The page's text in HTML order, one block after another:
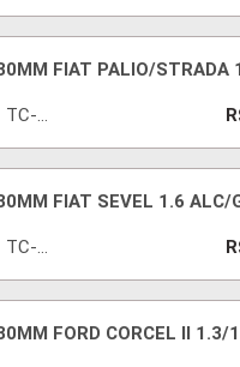
18
FIAT PALIO/STRADA
TC-
18
FIAT SEVEL 1.6 ALC/
TC-
18
FORD CORCEL II 1.3/